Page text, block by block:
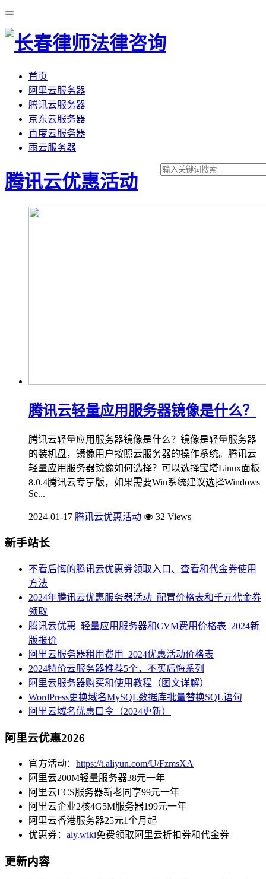
首页
阿里云服务器
腾讯云服务器
京东云服务器
百度云服务器
雨云服务器
腾讯云优惠活动
腾讯云轻量应用服务器镜像是什么？
腾讯云轻量应用服务器镜像是什么？镜像是轻量服务器
的装机盘，镜像用户按照云服务器的操作系统。腾讯云
轻量应用服务器镜像如何选择？可以选择宝塔Linux面板
8.0.4腾讯云专享版，如果需要Win系统建议选择Windows
Se...
2024-01-17 腾讯云优惠活动 32 Views
新手站长
不看后悔的腾讯云优惠券领取入口、查看和代金券使用
方法
2024年腾讯云优惠服务器活动_配置价格表和千元代金券
领取
腾讯云优惠_轻量应用服务器和CVM费用价格表_2024新
版报价
阿里云服务器租用费用_2024优惠活动价格表
2024特价云服务器推荐5个，不买后悔系列
阿里云服务器购买和使用教程（图文详解）
WordPress更换域名MySQL数据库批量替换SQL语句
阿里云域名优惠口令（2024更新）
阿里云优惠2026
官方活动： https://t.aliyun.com/U/FzmsXA
阿里云200M轻量服务器38元一年
阿里云ECS服务器新老同享99元一年
阿里云企业2核4G5M服务器199元一年
阿里云香港服务器25元1个月起
优惠券： aly.wiki免费领取阿里云折扣券和代金券
更新内容